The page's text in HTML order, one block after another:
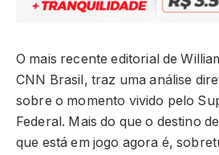
O mais recente editorial de
CNN Brasil, traz uma análise
sobre o momento vivido pelo
Federal. Mais do que o destino
que está em jogo agora é,